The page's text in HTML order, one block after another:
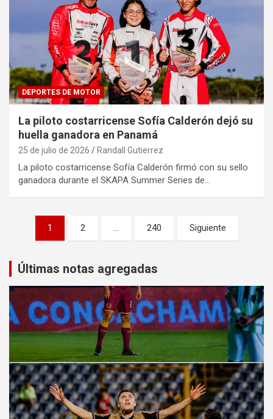
DEPORTES DE MOTOR
La piloto costarricense Sofía Calderón dejó su
huella ganadora en Panamá
25 de julio de 2026 Randall Gutierrez
La piloto costarricense Sofía Calderón firmó con su sello
ganadora durante el SKAPA Summer Series de…
Paginación
entradas
1 2 … 240 Siguiente
Últimas notas agregadas